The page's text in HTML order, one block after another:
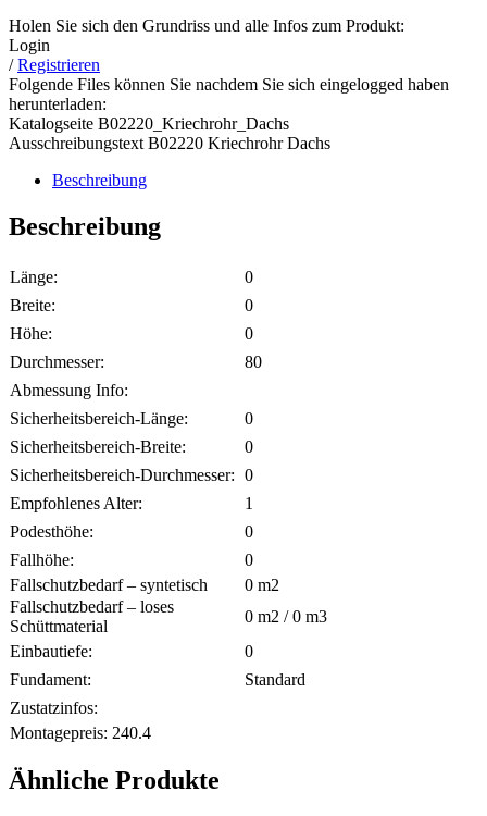
Holen Sie sich den Grundriss und alle Infos zum Produkt:
Login
/Registrieren
Folgende Files können Sie nachdem Sie sich eingelogged haben
herunterladen:
Katalogseite B02220_Kriechrohr_Dachs
Ausschreibungstext B02220 Kriechrohr Dachs
Beschreibung
Beschreibung
Länge:
0
Breite:
0
Höhe:
0
Durchmesser:
80
Abmessung Info:
Sicherheitsbereich-Länge:
0
Sicherheitsbereich-Breite:
0
Sicherheitsbereich-Durchmesser: 0
Empfohlenes Alter:
1
Podesthöhe:
0
Fallhöhe:
0
Fallschutzbedarf – syntetisch
0 m2
Fallschutzbedarf – loses
Schüttmaterial
0 m2 /0 m3
Einbautiefe:
0
Fundament:
Standard
Zustatzinfos:
Montagepreis: 240.4
Ähnliche Produkte